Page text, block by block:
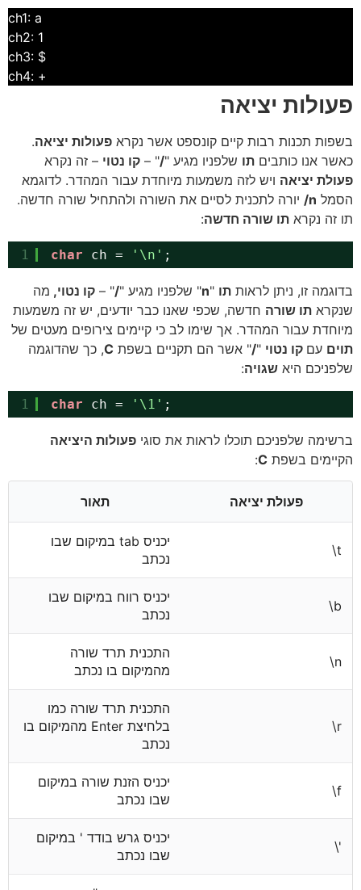
ch1: a
ch2: 1
$ :ch3
+ :ch4
פעולות יציאה
בשפות תכנות רבות קיים קונספט אשר נקרא פעולות יציאה.
כאשר אנו כותבים תו שלפניו מגיע "/
" – קו נטוי – זה נקרא
פעולת יציאה ויש לזה משמעות מיוחדת עבור המהדר. לדוגמא
הסמל n/
יורה לתכנית לסיים את השורה ולהתחיל שורה חדשה.
תו זה נקרא תו שורה חדשה:
1 char ch = '\n' ;
בדוגמה זו, ניתן לראות תו "
n" שלפניו מגיע "/
" – קו נטוי, מה
שנקרא תו שורה חדשה, שכפי שאנו כבר יודעים, יש זה משמעות
מיוחדת עבור המהדר. אך שימו לב כי קיימים צירופים מעטים של
תוים עם קו נטוי "
/" אשר הם תקניים בשפת C, כך שהדוגמה
שלפניכם היא שגויה:
1 char ch = '\1' ;
ברשימה שלפניכם תוכלו לראות את סוגי פעולות היציאה
הקיימים בשפת C
:
פעולת יציאה תאור
t\
יכניס tab במיקום שבו
נכתב
b\
יכניס רווח במיקום שבו
נכתב
n\
התכנית תרד שורה
מהמיקום בו נכתב
r\
התכנית תרד שורה כמו
בלחיצת Enter מהמיקום בו
נכתב
f\
יכניס הזנת שורה במיקום
שבו נכתב
'\
יכניס גרש בודד ' במיקום
שבו נכתב